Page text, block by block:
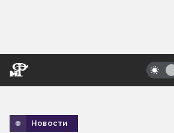
Новости